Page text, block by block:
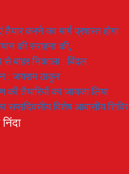
करने का मार्ग प्रशस्त होगा
की सराहना की,
से बाहर निकाला : बिंदल
: जयराम ठाकुर
की तैयारियों का जायजा लिया
सप्तदिवसीय विशेष आवासीय शिविर